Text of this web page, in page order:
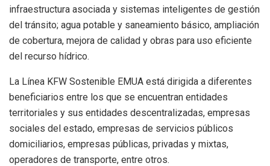
infraestructura asociada y sistemas inteligentes de gestión
del tránsito; agua potable y saneamiento básico, ampliación
de cobertura, mejora de calidad y obras para uso eficiente
del recurso hídrico.
La Línea KFW Sostenible EMUA está dirigida a diferentes
beneficiarios entre los que se encuentran entidades
territoriales y sus entidades descentralizadas, empresas
sociales del estado, empresas de servicios públicos
domiciliarios, empresas públicas, privadas y mixtas,
operadores de transporte, entre otros.